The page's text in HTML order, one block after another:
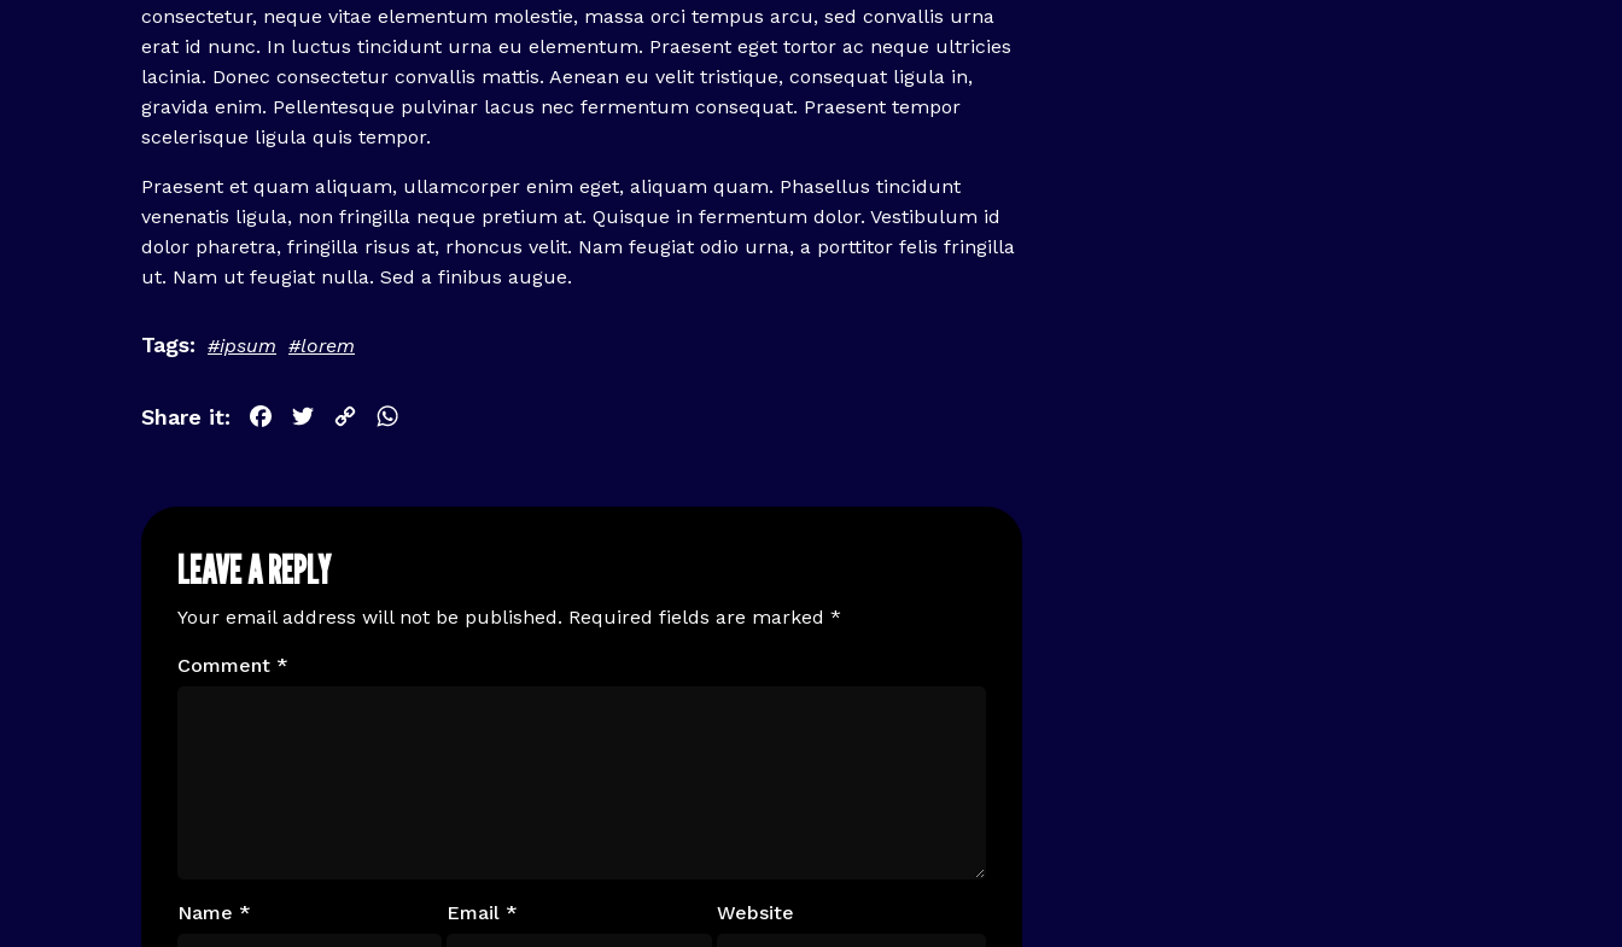
consectetur, neque vitae elementum molestie, massa orci tempus arcu, sed convallis urna
erat id nunc. In luctus tincidunt urna eu elementum. Praesent eget tortor ac neque ultricies
lacinia. Donec consectetur convallis mattis. Aenean eu velit tristique, consequat ligula in,
gravida enim. Pellentesque pulvinar lacus nec fermentum consequat. Praesent tempor
scelerisque ligula quis tempor.
Praesent et quam aliquam, ullamcorper enim eget, aliquam quam. Phasellus tincidunt
venenatis ligula, non fringilla neque pretium at. Quisque in fermentum dolor. Vestibulum id
dolor pharetra, fringilla risus at, rhoncus velit. Nam feugiat odio urna, a porttitor felis fringilla
ut. Nam ut feugiat nulla. Sed a finibus augue.
#ipsum #lorem
FacebookTwitter
Copy WhatsApp
LEAVE A REPLY
Your email address will not be published. Required fields are marked *
Comment *
Name * Email * Website